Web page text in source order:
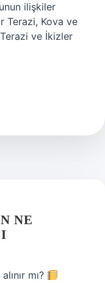
ilişkiler
Terazi, Kova ve
ve İkizler
NE
mı?